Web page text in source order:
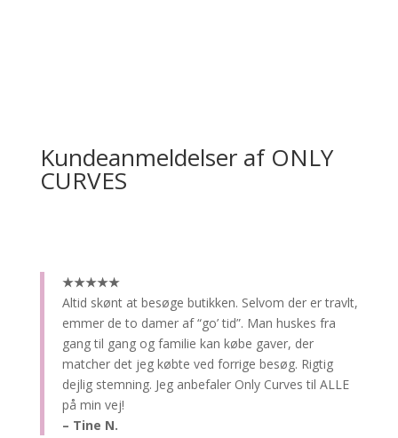
Kundeanmeldelser af ONLY
CURVES
★★★★★
Altid skønt at besøge butikken. Selvom der er travlt,
emmer de to damer af “go’ tid”. Man huskes fra
gang til gang og familie kan købe gaver, der
matcher det jeg købte ved forrige besøg. Rigtig
dejlig stemning. Jeg anbefaler Only Curves til ALLE
på min vej!
– Tine N.